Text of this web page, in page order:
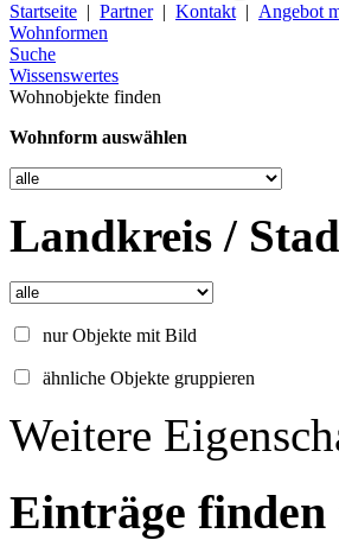
Startseite | Partner| Kontakt | Angebot
Wohnformen
Suche
Wissenswertes
Wohnobjekte finden
Wohnform auswählen
Landkreis /
nur Objekte mit Bild
ähnliche Objekte gruppieren
Weitere
Einträge finden